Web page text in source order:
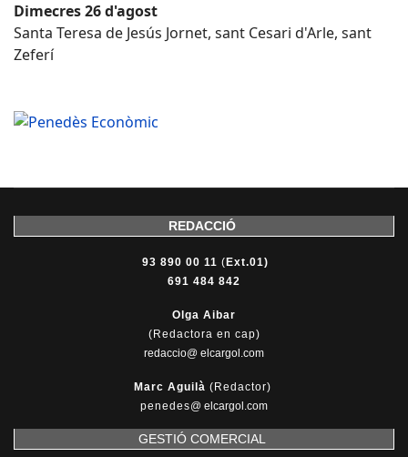
Dimecres 26 d'agost
Santa Teresa de Jesús Jornet, sant Cesari d'Arle, sant
Zeferí
REDACCIÓ
93 890 00 11 ( Ext.01)
691 484 842
Olga Aibar
(Redactora en cap)
redaccio@ elcargol.com
Marc Aguilà (Redactor)
penedes@ elcargol.com
GESTIÓ COMERCIAL